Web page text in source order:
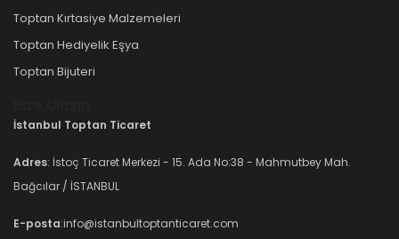
Toptan Kırtasiye Malzemeleri
Toptan Hediyelik Eşya
Toptan Bijuteri
İstanbul Toptan Ticaret
Adres: İstoç Ticaret Merkezi - 15. Ada No:38 - Mahmutbey Mah.
Bağcılar / İSTANBUL
E-posta:info@istanbultoptanticaret.com